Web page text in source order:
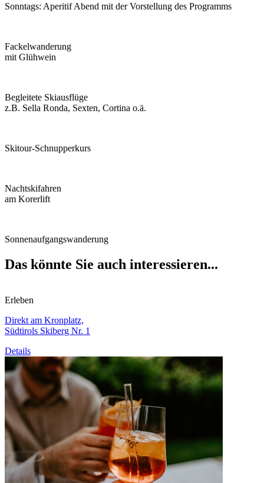
Sonntags: Aperitif Abend mit der Vorstellung des Programms
Fackelwanderung
mit Glühwein
Begleitete Skiausflüge
z.B. Sella Ronda, Sexten, Cortina o.ä.
Skitour-Schnupperkurs
Nachtskifahren
am Korerlift
Sonnenaufgangswanderung
Das könnte Sie auch interessieren...
Erleben
Direkt am Kronplatz,
Südtirols Skiberg Nr. 1
Details